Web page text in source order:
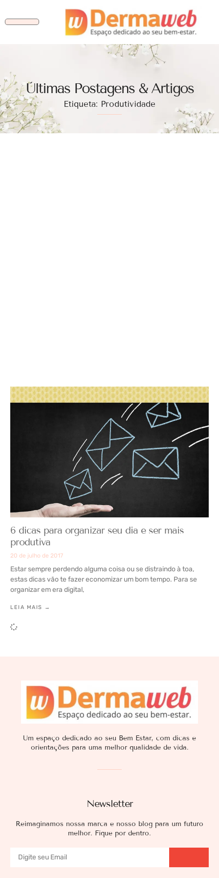
Ùltimas Postagens & Artigos
Etiqueta: Produtividade
6 dicas para organizar seu dia e ser mais
produtiva
20 de julho de 2017
Estar sempre perdendo alguma coisa ou se distraindo à toa,
estas dicas vão te fazer economizar um bom tempo. Para se
organizar em era digital,
LEIA MAIS →
Newsletter
Reimaginamos nossa marca e nosso blog para um futuro
melhor. Fique por dentro.
Um espaço dedicado ao seu Bem Estar, com dicas e
orientações para uma melhor qualidade de vida.